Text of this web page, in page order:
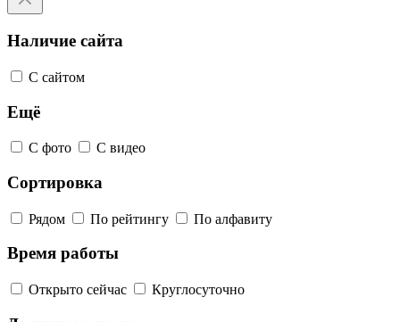
Наличие сайта
С сайтом
Ещё
С фото С видео
Сортировка
Рядом По рейтингу По алфавиту
Время работы
Открыто сейчас Круглосуточно